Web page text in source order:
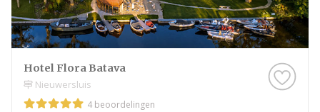
Hotel Flora Batava
Nieuwersluis
4 beoordelingen